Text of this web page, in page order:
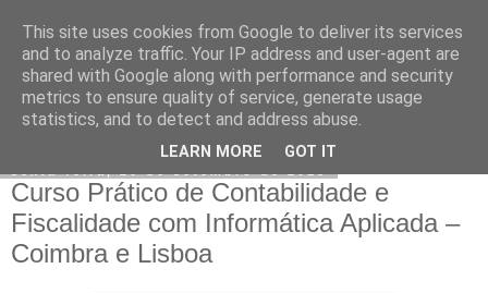
CERTFORM
Curso Prático de Contabilidade e
Fiscalidade com Informática Aplicada –
Coimbra e Lisboa
This site uses cookies from Google to deliver its services
and to analyze traffic. Your IP address and user-agent are
shared with Google along with performance and security
metrics to ensure quality of service, generate usage
statistics, and to detect and address abuse.
LEARN MORE GOT IT